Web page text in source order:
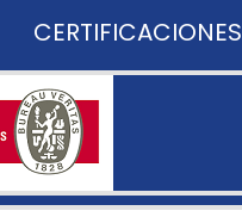
CERTIFICACIONES